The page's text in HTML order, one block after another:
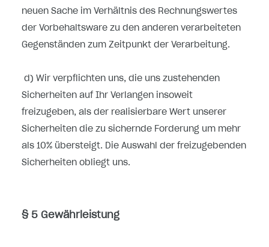
neuen Sache im Verhältnis des Rechnungswertes
der Vorbehaltsware zu den anderen verarbeiteten
Gegenständen zum Zeitpunkt der Verarbeitung.
d) Wir verpflichten uns, die uns zustehenden
Sicherheiten auf Ihr Verlangen insoweit
freizugeben, als der realisierbare Wert unserer
Sicherheiten die zu sichernde Forderung um mehr
als 10% übersteigt. Die Auswahl der freizugebenden
Sicherheiten obliegt uns.
§ 5 Gewährleistung